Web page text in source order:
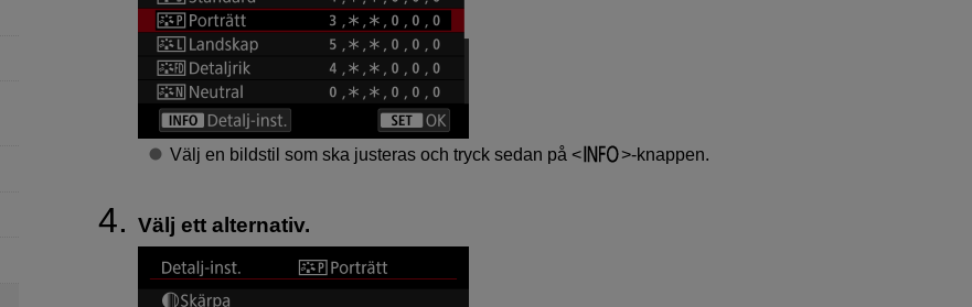
Välj en bildstil som ska justeras och tryck sedan på -knappen.
Välj ett alternativ.